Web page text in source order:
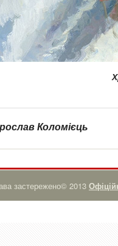
Коломієць
застережено© 2013